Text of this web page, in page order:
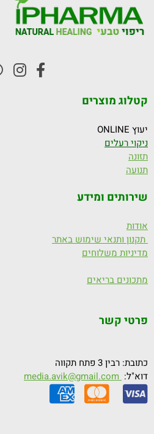
קטלוג מוצרים
יעוץ ONLINE
ניקוי רעלים
תזונה
תנועה
שירותים ומידע
אודות
תקנון ותנאי שימוש באתר
מדיניות משלוחים
מתכונים בריאים
פרטי קשר
כתובת: רבין 3 פתח תקווה
דוא"ל: